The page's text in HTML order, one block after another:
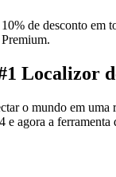
de desconto em
Localizor
o mundo em
e agora a ferramenta